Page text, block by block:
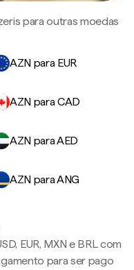
para outras moedas
AZN para EUR
AZN para CAD
AZN para AED
AZN para ANG
EUR, MXN e BRL com
para ser pago